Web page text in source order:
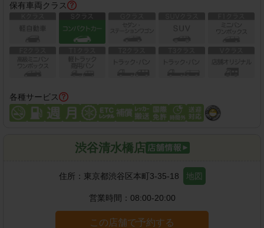
保有車両クラス
各種サービス
渋谷清水橋店
住所： 東京都渋谷区本町3-35-18 地図
営業時間： 08:00-20:00
この店舗で予約する